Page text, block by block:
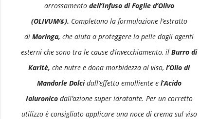
arrossamento dell’Infuso di Foglie d’Olivo
(OLIVUM®). Completano la formulazione l’estratto
di Moringa, che aiuta a proteggere la pelle dagli agenti
esterni che sono tra le cause d’invecchiamento, il Burro di
Karitè, che nutre e dona morbidezza al viso, l’Olio di
Mandorle Dolcidall’effetto emolliente e l’Acido
Ialuronicodall’azione super idratante. Per un corretto
utilizzo è consigliato applicare una noce di crema sul viso